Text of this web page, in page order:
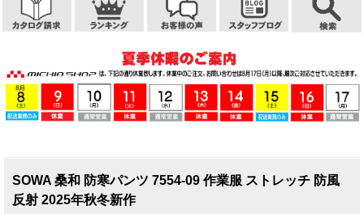
SOWA 桑和 防寒パンツ 7554-09 作業服 ストレッチ 防風
反射 2025年秋冬新作